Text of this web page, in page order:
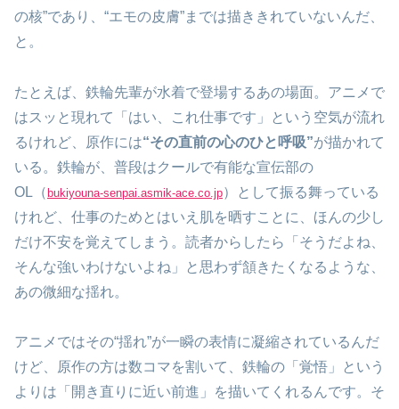
の核”であり、“エモの皮膚”までは描ききれていないんだ、
と。
たとえば、鉄輪先輩が水着で登場するあの場面。アニメで
はスッと現れて「はい、これ仕事です」という空気が流れ
るけれど、原作には“その直前の心のひと呼吸”が描かれて
いる。鉄輪が、普段はクールで有能な宣伝部の
OL（bukiyouna-senpai.asmik-ace.co.jp）として振る舞っている
けれど、仕事のためとはいえ肌を晒すことに、ほんの少し
だけ不安を覚えてしまう。読者からしたら「そうだよね、
そんな強いわけないよね」と思わず頷きたくなるような、
あの微細な揺れ。
アニメではその“揺れ”が一瞬の表情に凝縮されているんだ
けど、原作の方は数コマを割いて、鉄輪の「覚悟」という
よりは「開き直りに近い前進」を描いてくれるんです。そ